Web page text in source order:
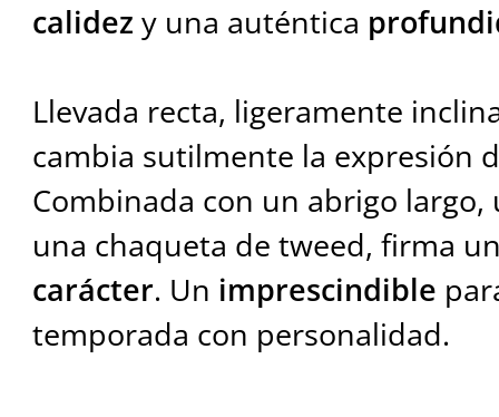
calidez y una auténtica
Llevada recta, ligeramente
cambia sutilmente la expresión
Combinada con un abrigo
una chaqueta de tweed, firma
carácter. Un imprescindible
temporada con personalidad.